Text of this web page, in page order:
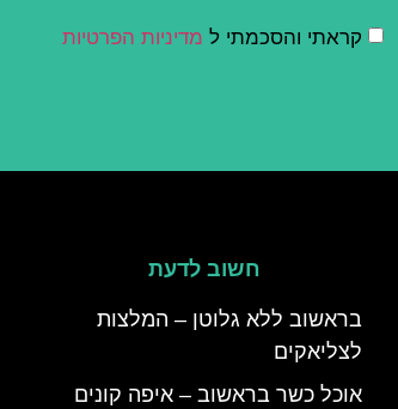
קראתי והסכמתי ל מדיניות הפרטיות
חשוב לדעת
בראשוב ללא גלוטן – המלצות
לצליאקים
אוכל כשר בראשוב – איפה קונים